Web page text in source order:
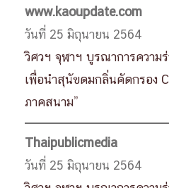
www.kaoupdate.com
วันที่ 25 มิถุนายน 2564
วิศวฯ จุฬาฯ บูรณาการความ
เพื่อนำสุนัขดมกลิ่นคัดกรอง
ภาคสนาม”
Thaipublicmedia
วันที่ 25 มิถุนายน 2564